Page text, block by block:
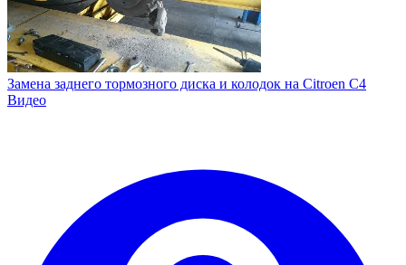
Замена заднего тормозного диска и колодок на Citroen C4
Видео